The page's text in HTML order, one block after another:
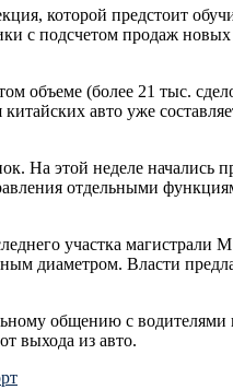
которой предстоит
с подсчетом продаж новых
объеме (более 21 тыс.
авто уже
На этой неделе начались
отдельными
участка магистрали
диаметром. Власти
общению с водителями
выхода из авто.